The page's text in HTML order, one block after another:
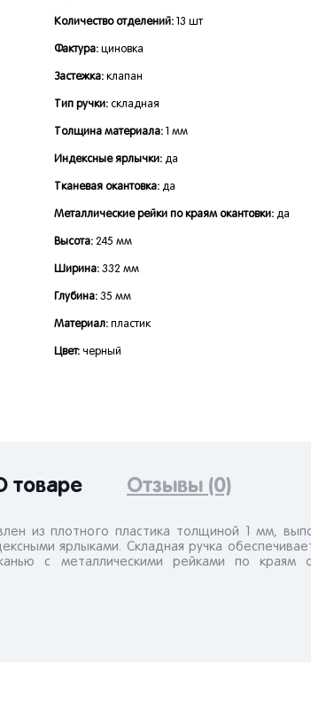
Количество отделений: 13 шт
Фактура: циновка
Застежка: клапан
Тип ручки: складная
Толщина материала: 1 мм
Индексные ярлычки: да
Тканевая окантовка: да
Металлические рейки по краям окантовки: да
Высота: 245 мм
Ширина: 332 мм
Глубина: 35 мм
Материал: пластик
Цвет: черный
товаре Отзывы (0)
из плотного пластика толщиной 1 мм,
ярлыками. Складная ручка
с металлическими рейками по краям